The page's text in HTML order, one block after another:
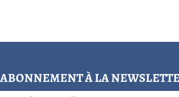
ABONNEMENT À LA